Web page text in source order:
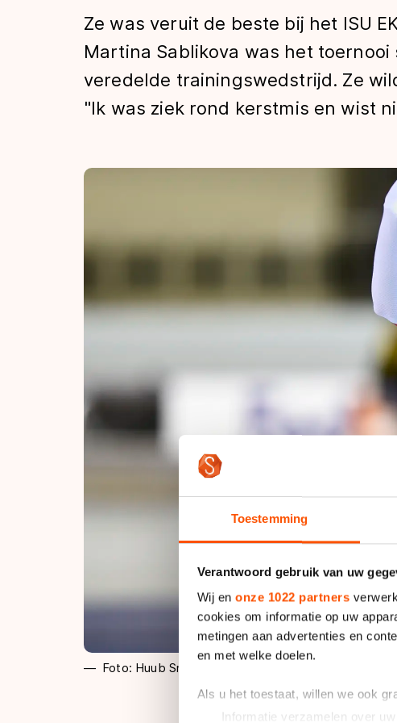
Toestemming
Verantwoord gebruik van uw
Wij en onze 1022 partners
cookies om informatie op uw
metingen aan advertenties en
en met welke doelen.
Als u het toestaat, willen we ook
Informatie verzamelen over
Tijden & historie
De weg op
Olympische
Ze was veruit de beste bij het ISU
Martina Sablikova was het
veredelde trainingswedstrijd. Ze
"Ik was ziek rond kerstmis en wist
Foto: Huub Snoep